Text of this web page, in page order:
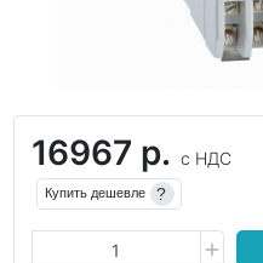
16967 р. с НДС
Купить дешевле ?